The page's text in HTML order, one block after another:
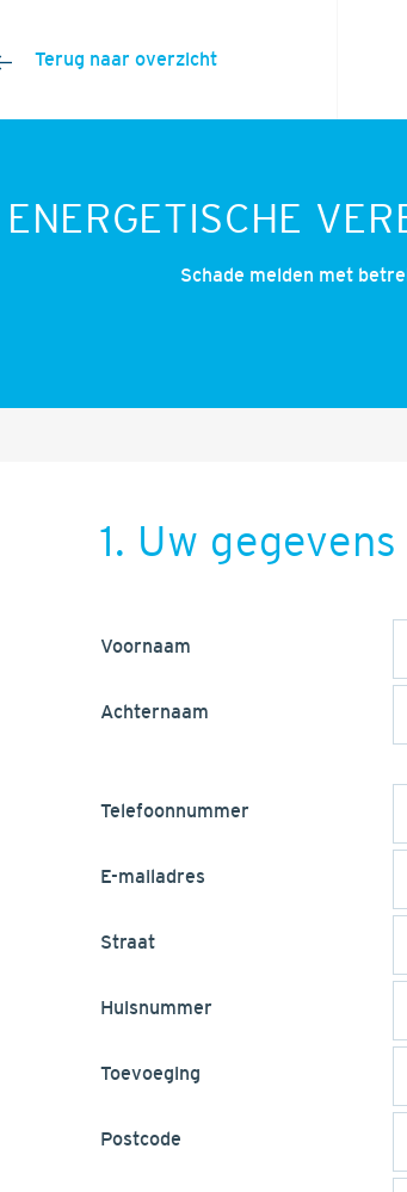
Terug naar overzicht
ENERGETISCHE
Schade melden met
1. Uw gegevens
Voornaam
Achternaam
Telefoonnummer
E-mailadres
Straat
Huisnummer
Toevoeging
Postcode